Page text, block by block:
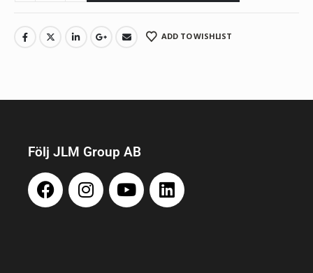
ADD TO WISHLIST
Följ JLM Group AB